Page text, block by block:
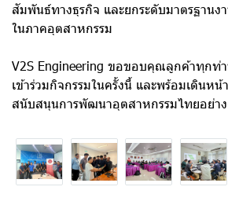
สัมพันธ์ทางธุรกิจ และยกระดับมาตรฐานง
ในภาคอุตสาหกรรม
V2S Engineering ขอขอบคุณลูกค้าทุกท่
เข้าร่วมกิจกรรมในครั้งนี้ และพร้อมเดินห
สนับสนุนการพัฒนาอุตสาหกรรมไทยอย่าง